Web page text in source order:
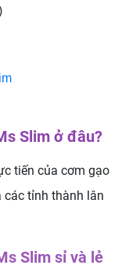
Slim ở đâu?
tiến của cơm gạo
các tỉnh thành lân
Slim sỉ và lẻ